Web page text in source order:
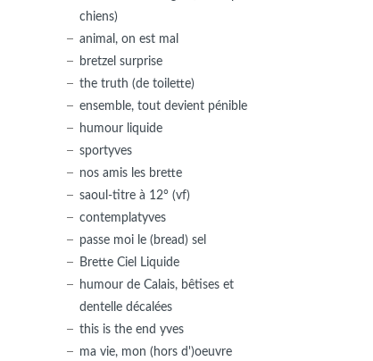
chiens)
animal, on est mal
bretzel surprise
the truth (de toilette)
ensemble, tout devient pénible
humour liquide
sportyves
nos amis les brette
saoul-titre à 12° (vf)
contemplatyves
passe moi le (bread) sel
Brette Ciel Liquide
humour de Calais, bêtises et
dentelle décalées
this is the end yves
ma vie, mon (hors d')oeuvre